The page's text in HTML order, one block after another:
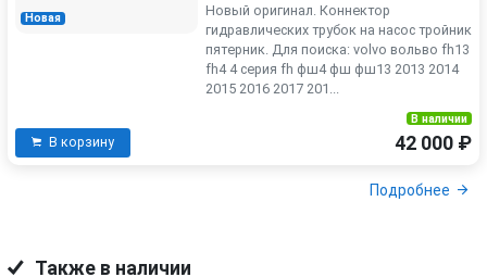
Новая
Новый оригинал. Коннектор
гидравлических трубок на насос тройник
пятерник. Для поиска: volvo вольво fh13
fh4 4 серия fh фш4 фш фш13 2013 2014
2015 2016 2017 201...
В корзину
В наличии
42 000 ₽
Подробнее
Также в наличии